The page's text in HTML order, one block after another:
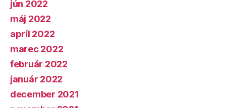
jún 2022
máj 2022
apríl 2022
marec 2022
február 2022
január 2022
december 2021